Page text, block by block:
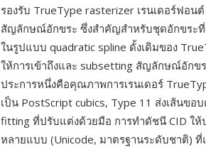
รองรับ TrueType rasterizer เรนเดอร์ฟอน
สัญลักษณ์อักขระ ซึ่งสำคัญสำหรับชุดอักขระ
ในรูปแบบ quadratic spline ดั้งเดิมของ
ให้การเข้าถึงและ subsetting สัญลักษณ์อักข
ประการหนึ่งคือคุณภาพการเรนเดอร์
เป็น PostScript cubics, Type 11 ส่งเส้นข
fitting ที่ปรับแต่งด้วยมือ การทำดัชนี CID ให้
หลายแบบ (Unicode, มาตรฐานระดับชาติ)